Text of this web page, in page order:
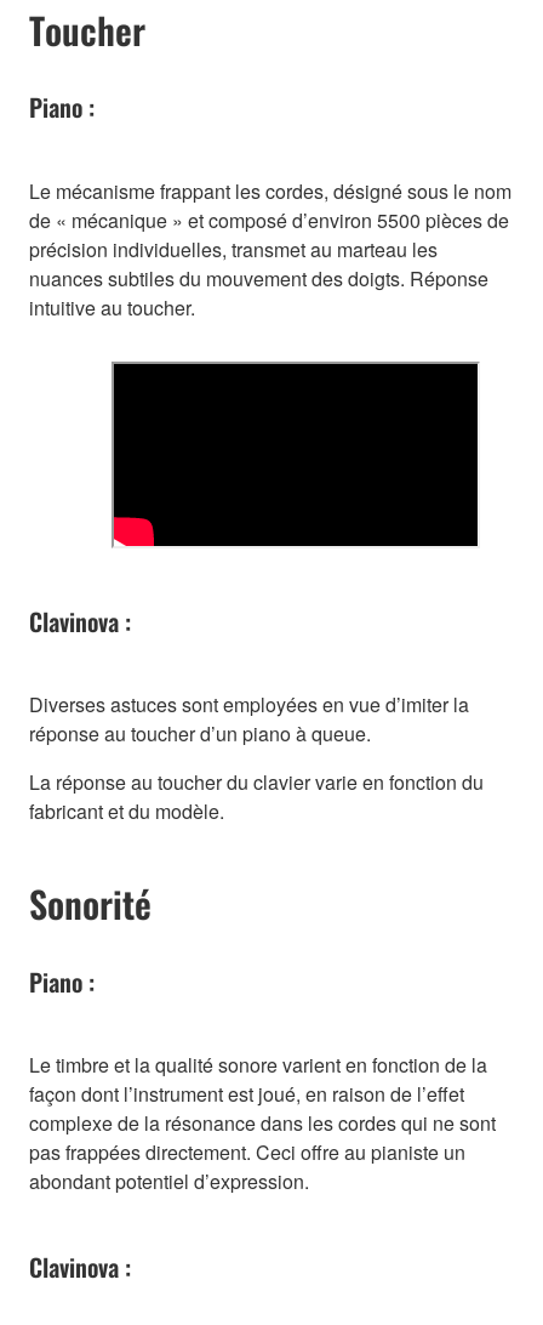
Toucher
Piano :
Le mécanisme frappant les cordes, désigné sous le nom
de « mécanique » et composé d’environ 5500 pièces de
précision individuelles, transmet au marteau les
nuances subtiles du mouvement des doigts. Réponse
intuitive au toucher.
Clavinova :
Diverses astuces sont employées en vue d’imiter la
réponse au toucher d’un piano à queue.
La réponse au toucher du clavier varie en fonction du
fabricant et du modèle.
Sonorité
Piano :
Le timbre et la qualité sonore varient en fonction de la
façon dont l’instrument est joué, en raison de l’effet
complexe de la résonance dans les cordes qui ne sont
pas frappées directement. Ceci offre au pianiste un
abondant potentiel d’expression.
Clavinova :